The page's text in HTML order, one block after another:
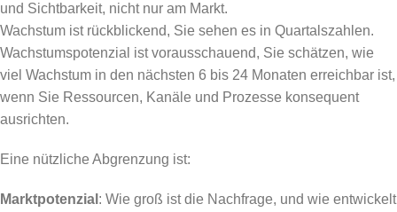
und Sichtbarkeit, nicht nur am Markt.
Wachstum ist rückblickend, Sie sehen es in Quartalszahlen.
Wachstumspotenzial ist vorausschauend, Sie schätzen, wie
viel Wachstum in den nächsten 6 bis 24 Monaten erreichbar ist,
wenn Sie Ressourcen, Kanäle und Prozesse konsequent
ausrichten.
Eine nützliche Abgrenzung ist:
Marktpotenzial : Wie groß ist die Nachfrage, und wie entwickelt